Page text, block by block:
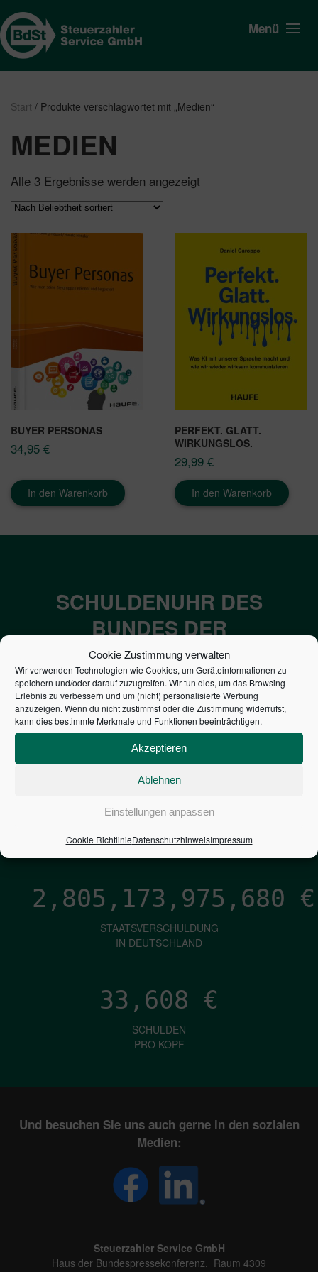
Cookie Zustimmung verwalten
Wir verwenden Technologien wie Cookies, um Geräteinformationen zu
speichern und/oder darauf zuzugreifen. Wir tun dies, um das Browsing-
Erlebnis zu verbessern und um (nicht) personalisierte Werbung
anzuzeigen. Wenn du nicht zustimmst oder die Zustimmung widerrufst,
kann dies bestimmte Merkmale und Funktionen beeinträchtigen.
Akzeptieren
Ablehnen
Einstellungen anpassen
Cookie RichtlinieDatenschutzhinweisImpressum
Menü
Start / Produkte verschlagwortet mit „Medien“
MEDIEN
Alle 3 Ergebnisse werden angezeigt
BUYER PERSONAS
34,95 €
In den Warenkorb
PERFEKT. GLATT.
WIRKUNGSLOS.
29,99 €
In den Warenkorb
SCHULDENUHR DES
BUNDES DER
STEUERZAHLER
7,052€
NEUVERSCHULDUNG
PRO SEKUNDE
2,805,173,976,928 €
STAATSVERSCHULDUNG
IN DEUTSCHLAND
33,608 €
SCHULDEN
PRO KOPF
Und besuchen Sie uns auch gerne in den sozialen
Medien:
Steuerzahler Service GmbH
Haus der Bundespressekonferenz, Raum 4309